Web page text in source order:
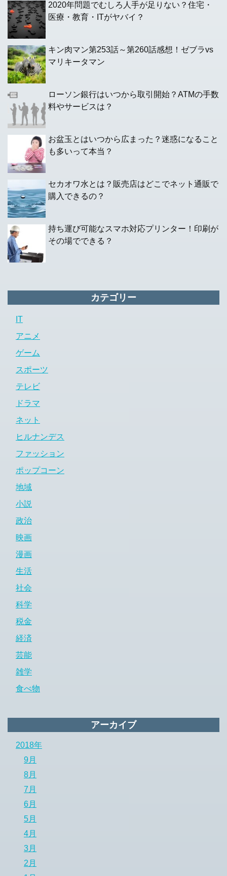
2020年問題でむしろ人手が足りない？住宅・
医療・教育・ITがヤバイ？
キン肉マン第253話～第260話感想！ゼブラvs
マリキータマン
ローソン銀行はいつから取引開始？ATMの手数
料やサービスは？
お盆玉とはいつから広まった？迷惑になること
も多いって本当？
セカオワ水とは？販売店はどこでネット通販で
購入できるの？
持ち運び可能なスマホ対応プリンター！印刷が
その場でできる？
カテゴリー
IT
アニメ
ゲーム
スポーツ
テレビ
ドラマ
ネット
ヒルナンデス
ファッション
ポップコーン
地域
小説
政治
映画
漫画
生活
社会
科学
税金
経済
芸能
雑学
食べ物
アーカイブ
2018年
9月
8月
7月
6月
5月
4月
3月
2月